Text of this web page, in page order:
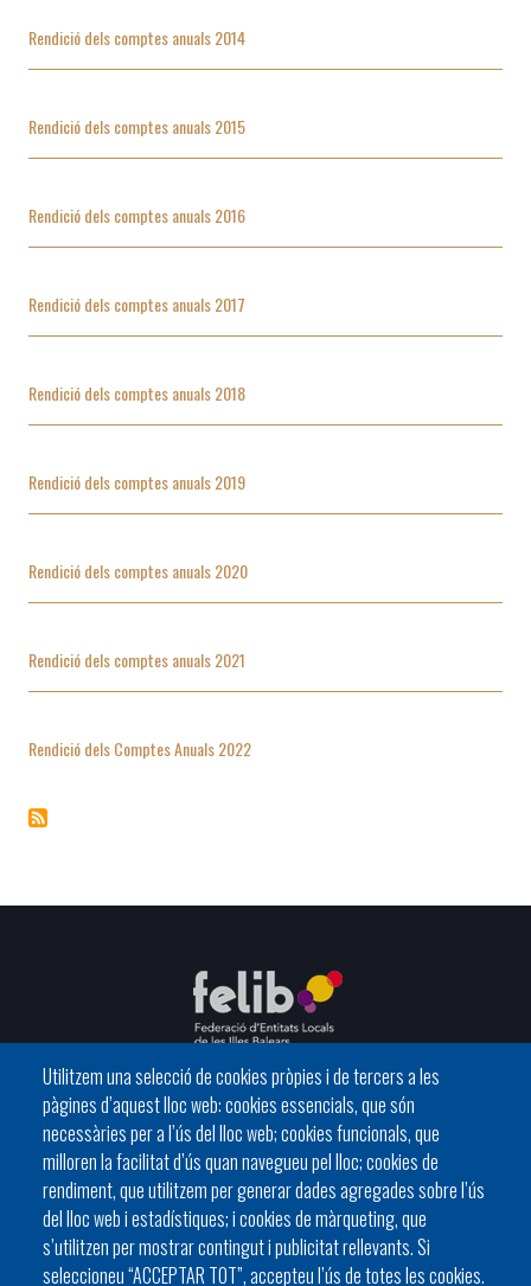
Rendició dels comptes anuals 2014
Rendició dels comptes anuals 2015
Rendició dels comptes anuals 2016
Rendició dels comptes anuals 2017
Rendició dels comptes anuals 2018
Rendició dels comptes anuals 2019
Rendició dels comptes anuals 2020
Rendició dels comptes anuals 2021
Rendició dels Comptes Anuals 2022
Utilitzem una selecció de cookies pròpies i de tercers a les
pàgines d’aquest lloc web: cookies essencials, que són
necessàries per a l’ús del lloc web; cookies funcionals, que
milloren la facilitat d’ús quan navegueu pel lloc; cookies de
rendiment, que utilitzem per generar dades agregades sobre l’ús
del lloc web i estadístiques; i cookies de màrqueting, que
s’utilitzen per mostrar contingut i publicitat rellevants. Si
seleccioneu “ACCEPTAR TOT”, accepteu l’ús de totes les cookies.
C/ del General Riera, 111 07010 Palma
Phone
971 760911 - Fax 971 763102